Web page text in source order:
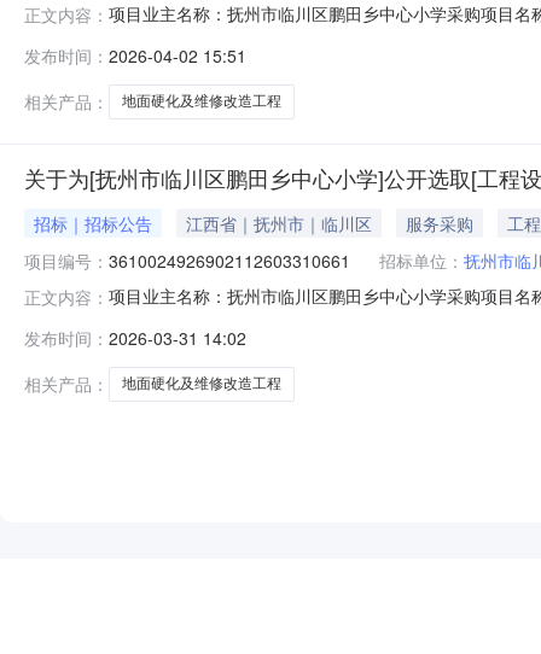
正文内容： 项目业主名称：抚州市临川区鹏田乡中心小学采购项目
法计算费用洽谈时间：3（个工作日）签订合同时间：15
发布时间： 2026-04-02 15:51
相关产品：
地面硬化及维修改造工程
关于为[抚州市临川区鹏田乡中心小学]公开选取[工程
招标｜招标公告 江西省｜抚州市｜临川区 服务采购
工程
项目编号： 3610024926902112603310661 招标单位： 抚州市临
正文内容： 项目业主名称：抚州市临川区鹏田乡中心小学采购项目
时间：3（个工作日）签订合同时间：15（个工作日）资
联创设计集团有
发布时间： 2026-03-31 14:02
相关产品：
地面硬化及维修改造工程